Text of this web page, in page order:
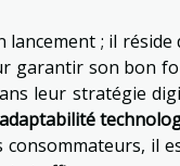
; il réside
garantir son bon
leur stratégie
adaptabilité
il